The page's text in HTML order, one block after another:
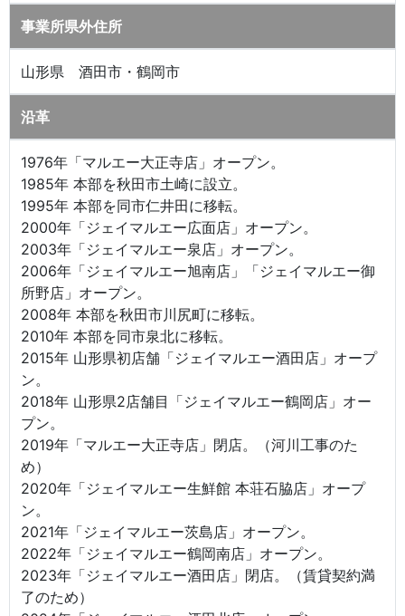
事業所県外住所
山形県 酒田市・鶴岡市
沿革
1976年「マルエー大正寺店」オープン。
1985年 本部を秋田市土崎に設立。
1995年 本部を同市仁井田に移転。
2000年「ジェイマルエー広面店」オープン。
2003年「ジェイマルエー泉店」オープン。
2006年「ジェイマルエー旭南店」「ジェイマルエー御
所野店」オープン。
2008年 本部を秋田市川尻町に移転。
2010年 本部を同市泉北に移転。
2015年 山形県初店舗「ジェイマルエー酒田店」オープ
ン。
2018年 山形県2店舗目「ジェイマルエー鶴岡店」オー
プン。
2019年「マルエー大正寺店」閉店。（河川工事のた
め）
2020年「ジェイマルエー生鮮館 本荘石脇店」オープ
ン。
2021年「ジェイマルエー茨島店」オープン。
2022年「ジェイマルエー鶴岡南店」オープン。
2023年「ジェイマルエー酒田店」閉店。（賃貸契約満
了のため）